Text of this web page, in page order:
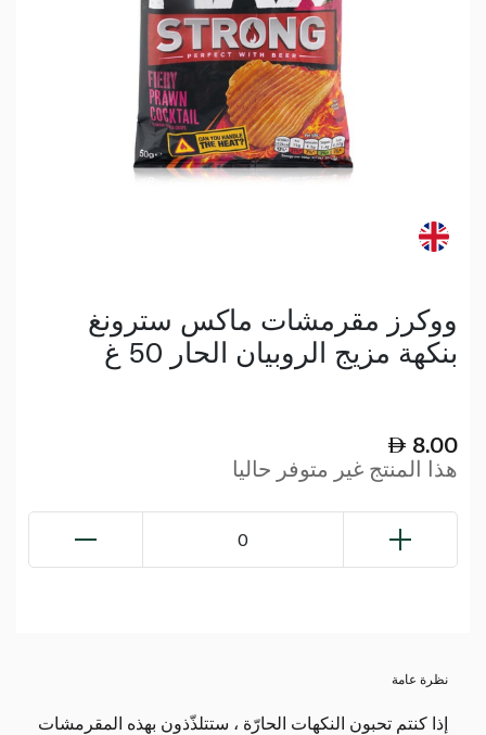
ووكرز مقرمشات ماكس سترونغ
بنكهة مزيج الروبيان الحار 50 غ
8.00
هذا المنتج غير متوفر حاليا
0
نظرة عامة
إذا كنتم تحبون النكهات الحارّة ، ستتلذّذون بهذه المقرمشات